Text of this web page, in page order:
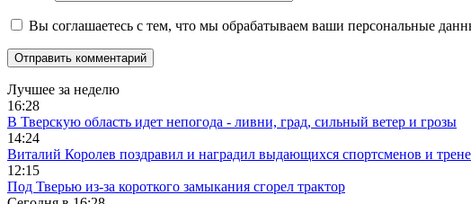
Вы соглашаетесь с тем, что мы обрабатываем ваши персональные
Лучшее за неделю
16:28
В Тверскую область идет непогода - ливни, град, сильный ветер и грозы
14:24
Виталий Королев поздравил и наградил выдающихся спортсменов и
12:15
Под Тверью из-за короткого замыкания сгорел трактор